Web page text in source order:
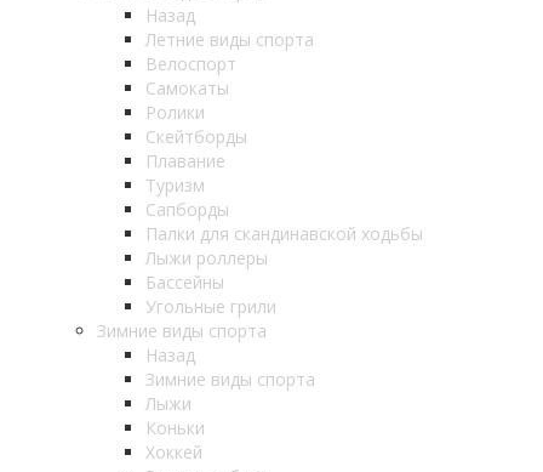
Назад
Летние виды спорта
Велоспорт
Самокаты
Ролики
Скейтборды
Плавание
Туризм
Сапборды
Палки для скандинавской ходьбы
Лыжи роллеры
Бассейны
Угольные грили
Зимние виды спорта
Назад
Зимние виды спорта
Лыжи
Коньки
Хоккей